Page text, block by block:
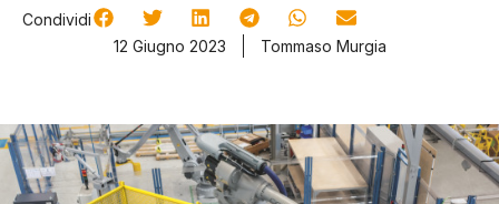
Condividi
12 Giugno 2023
Tommaso Murgia